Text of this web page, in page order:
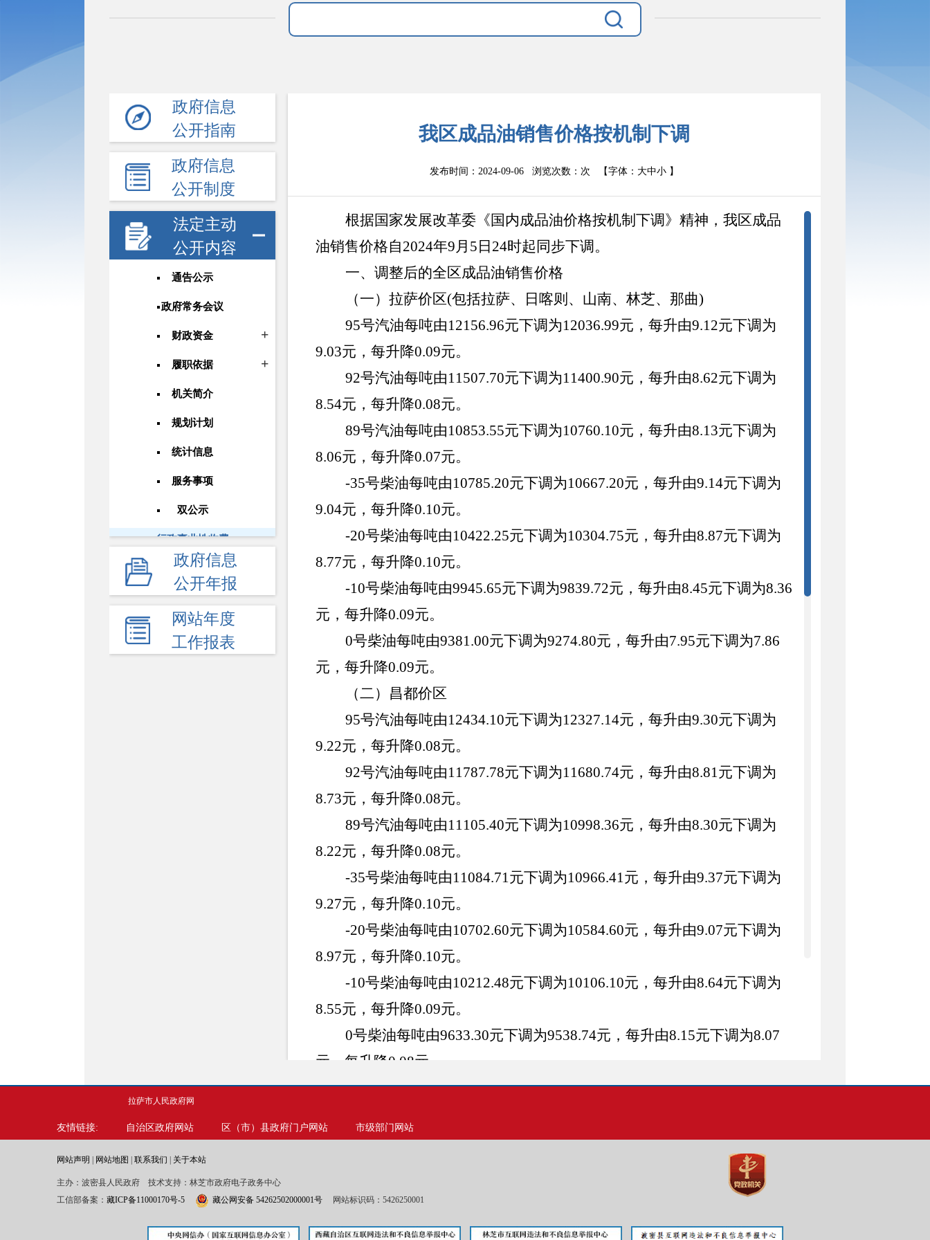
政府信息
公开指南
政府信息
公开制度
法定主动
公开内容
通告公示
政府常务会议
财政资金
履职依据
机关简介
规划计划
统计信息
服务事项
双公示
行政事业性收费
政府采购
重大建设项目
民生领域
应急管理
政府信息
公开年报
网站年度
工作报表
我区成品油销售价格按机制下调
发布时间：2024-09-06 浏览次数： 次 【字体： 大中小 】
根据国家发展改革委《国内成品油价格按机制 下调》精神，我区成品
油销售价格自2024年9月 5 日 24时起同步下调 。
一、调整后的全区成品油销售价格
（一）拉萨价区(包括拉萨、日喀则、山南、林芝、那曲)
95号汽油每吨由12156.96元下调为12036.99元，每升由9.12元下调为
9.03元，每升降0.09元。
92号汽油每吨由11507.70元下调为11400.90元 ，每升由8.62元下调为
8.54元，每升降0.08元。
89号汽油每吨由10853.55元下调为10760.10元，每升由8.13元下调为
8.06元，每升降0.07元。
-35号柴油每吨由10785.20元下调为10667.20元，每升由9.14元下调为
9.04元，每升降0.10元。
-20号柴油每吨由10422.25元下调为10304.75元，每升由8.87元下调为
8.77元，每升降0.10元。
-10号柴油每吨由9945.65元下调为9839.72元，每升由8.45元下调为8.36
元 ，每升降0.09元。
0号柴油每吨由9381.00元下调为9274.80元，每升由7.95元下调为7.86
元，每升降0.09元。
（二）昌都价区
95号汽油每吨由12434.10元下调为12327.14元，每升由9.30元下调为
9.22元，每升降0.08元。
92号汽油每吨由11787.78元下调为11680.74元，每升由8.81元下调为
8.73元，每升降0.08元。
89号汽油每吨由11105.40元下调为10998.36元，每升由8.30元下调为
8.22元，每升降0.08元。
-35号柴油每吨由11084.71元下调为10966.41元，每升由9.37元下调为
9.27元，每升降0.10元。
-20号柴油每吨由10702.60元下调为10584.60元，每升由9.07元下调为
8.97元，每升降0.10元。
-10号柴油每吨由10212.48元下调为10106.10元 ，每升由8.64元下调为
8.55元，每升降0.09元。
0号柴油每吨由9633.30元下调为9538.74元，每升由8.15元下调为8.07
元，每升 降0.08元。
（三）阿里价区
9.43元，每升降0.08元。
元 下调为
8.93元，每升降0.08
拉萨市人民政府网
友情链接: 自治区政府网站 区（市）县政府门户网站 市级部门网站
网站声明 网站地图 联系我们 关于本站
主办：波密县人民政府 技术支持：林芝市政府电子政务中心
工信部备案： 藏ICP备11000170号-5 藏公网安备 54262502000001号 网站标识码：5426250001